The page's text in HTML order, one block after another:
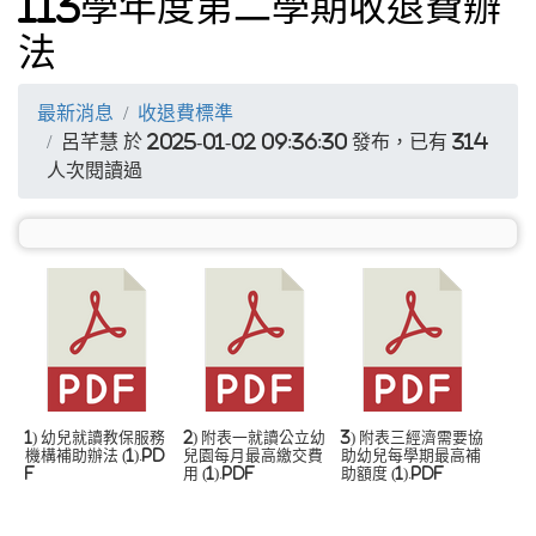
法
最新消息
收退費標準
呂芊慧 於 2025-01-02 09:36:30 發布，已有 314
人次閱讀過
1) 幼兒就讀教保服務
機構補助辦法 (1).pd
f
2) 附表一就讀公立幼
兒園每月最高繳交費
用 (1).pdf
3) 附表三經濟需要協
助幼兒每學期最高補
助額度 (1).pdf